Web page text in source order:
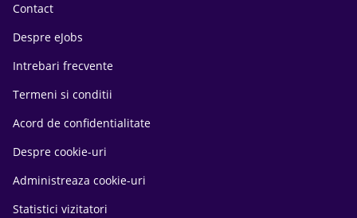
Contact
Despre eJobs
Intrebari frecvente
Termeni si conditii
Acord de confidentialitate
Despre cookie-uri
Administreaza cookie-uri
Statistici vizitatori